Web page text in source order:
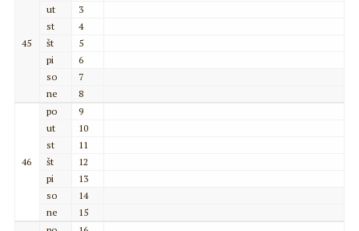
45
ut
3
st
4
št
5
pi
6
so
7
ne
8
46
po
9
ut
10
st
11
št
12
pi
13
so
14
ne
15